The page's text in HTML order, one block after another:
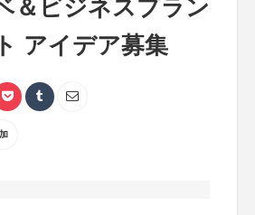
＆ビジネスプラン
アイデア募集